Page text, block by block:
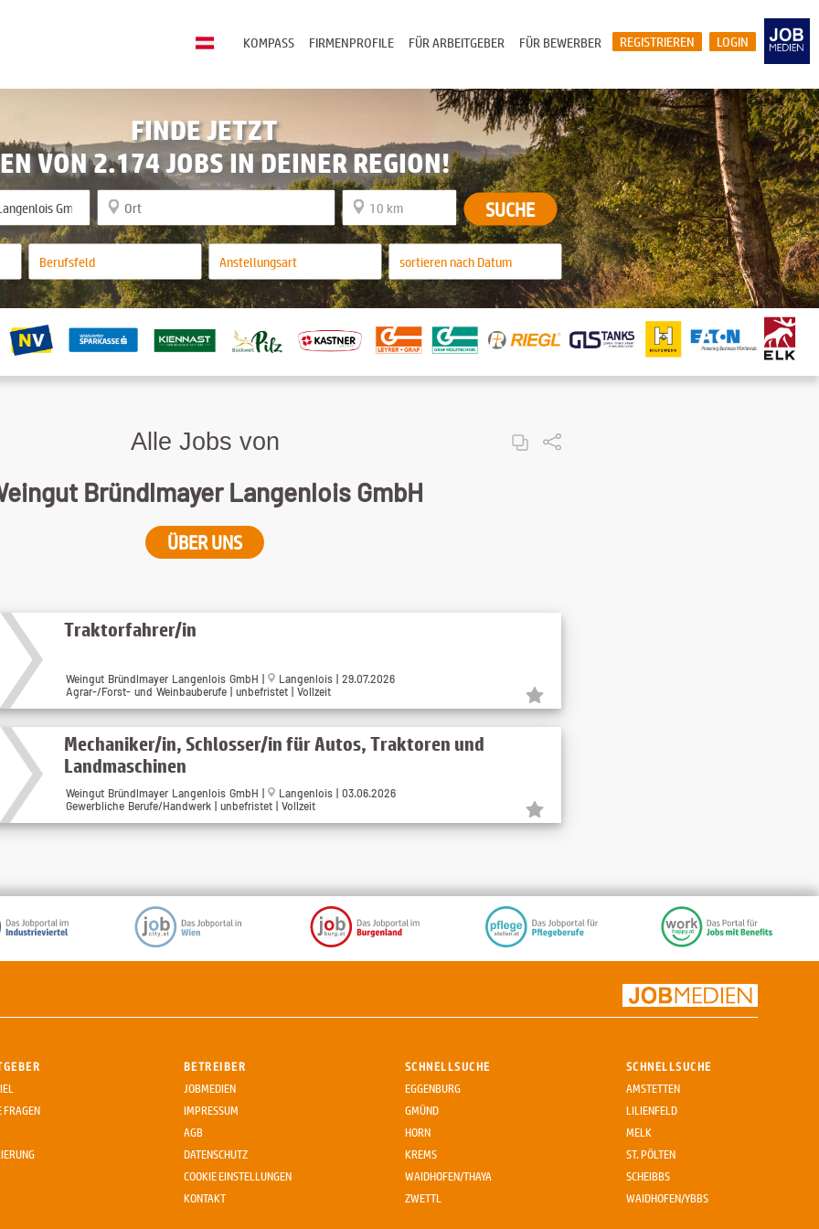
LOGIN
REGISTRIEREN
FÜR BEWERBER
FÜR ARBEITGEBER
FIRMENPROFILE
KOMPASS
FINDE JETZT
VON 2.174 JOBS IN DEINER REGION!
SUCHE
Alle Jobs von
Bründlmayer Langenlois GmbH
ÜBER UNS
Traktorfahrer/in
Weingut Bründlmayer Langenlois GmbH |
Langenlois | 29.07.2026
Agrar-/Forst- und Weinbauberufe | unbefristet | Vollzeit
Mechaniker/in, Schlosser/in für Autos, Traktoren und
Landmaschinen
Weingut Bründlmayer Langenlois GmbH |
Langenlois | 03.06.2026
Gewerbliche Berufe/Handwerk | unbefristet | Vollzeit
FRAGEN
BETREIBER
JOBMEDIEN
IMPRESSUM
AGB
DATENSCHUTZ
COOKIE EINSTELLUNGEN
KONTAKT
SCHNELLSUCHE
EGGENBURG
GMÜND
HORN
KREMS
WAIDHOFEN/THAYA
ZWETTL
SCHNELLSUCHE
AMSTETTEN
LILIENFELD
MELK
ST. PÖLTEN
SCHEIBBS
WAIDHOFEN/YBBS